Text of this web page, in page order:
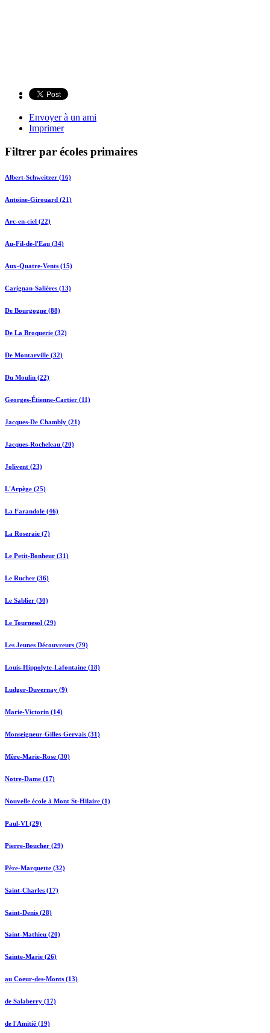
Envoyer à un ami
Imprimer
Filtrer par écoles primaires
Albert-Schweitzer (16)
Antoine-Girouard (21)
Arc-en-ciel (22)
Au-Fil-de-l'Eau (34)
Aux-Quatre-Vents (15)
Carignan-Salières (13)
De Bourgogne (88)
De La Broquerie (32)
De Montarville (32)
Du Moulin (22)
Georges-Étienne-Cartier (11)
Jacques-De Chambly (21)
Jacques-Rocheleau (20)
Jolivent (23)
L'Arpège (25)
La Farandole (46)
La Roseraie (7)
Le Petit-Bonheur (31)
Le Rucher (36)
Le Sablier (30)
Le Tournesol (29)
Les Jeunes Découvreurs (79)
Louis-Hippolyte-Lafontaine (18)
Ludger-Duvernay (9)
Marie-Victorin (14)
Monseigneur-Gilles-Gervais (31)
Mère-Marie-Rose (30)
Notre-Dame (17)
Nouvelle école à Mont St-Hilaire (1)
Paul-VI (29)
Pierre-Boucher (29)
Père-Marquette (32)
Saint-Charles (17)
Saint-Denis (28)
Saint-Mathieu (20)
Sainte-Marie (26)
au Coeur-des-Monts (13)
de Salaberry (17)
de l'Amitié (19)